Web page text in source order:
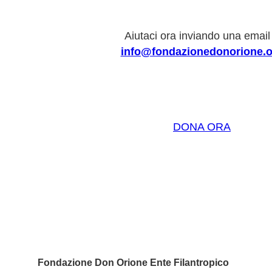
Aiutaci ora inviando una
DONA ORA
Fondazione Don Orione Ente Filantropico